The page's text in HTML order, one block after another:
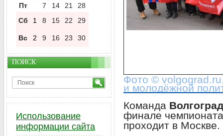
Фото ©
и молодёжной
Команда
финале
проходит в Москве.
Пт
7 14 21
28
Сб
1 8 15 22 29
Вс 2 9 16 23 30
ПОИСК
Использование
информации сайта